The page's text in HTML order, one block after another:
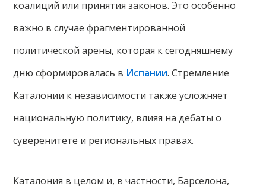
коалиций или принятия законов. Это особенно
важно в случае фрагментированной
политической арены, которая к сегодняшнему
дню сформировалась в Испании. Стремление
Каталонии к независимости также усложняет
национальную политику, влияя на дебаты о
суверенитете и региональных правах.
Каталония в целом и, в частности, Барселона,